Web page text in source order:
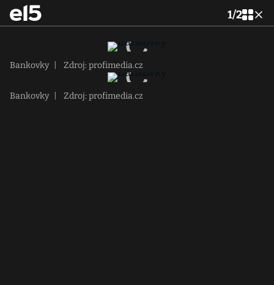
1/2
Bankovky Zdroj: profimedia.cz
Bankovky Zdroj: profimedia.cz